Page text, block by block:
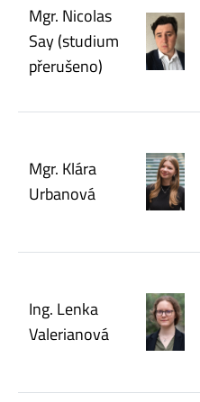
Mgr. Nicolas
Say (studium
přerušeno)
Mgr. Klára
Urbanová
Ing. Lenka
Valerianová